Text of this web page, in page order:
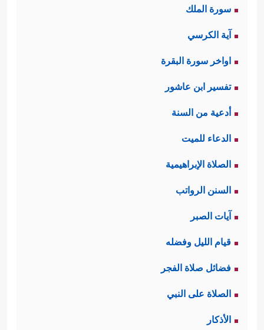
سورة الملك
آية الكرسي
اواخر سورة البقرة
تفسير ابن عاشور
أدعية من السنة
الدعاء للميت
الصلاة الإبراهيمية
السنن الرواتب
آيات الصبر
قيام الليل وفضله
فضائل صلاة الفجر
الصلاة على النبي
الأذكار